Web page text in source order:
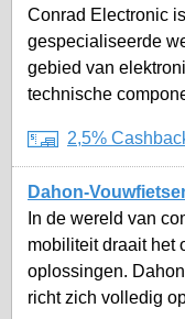
Conrad Electronic
gespecialiseerde
gebied van
technische
2,5%
Dahon-
In de wereld van
mobiliteit draait het
oplossingen.
richt zich volledig